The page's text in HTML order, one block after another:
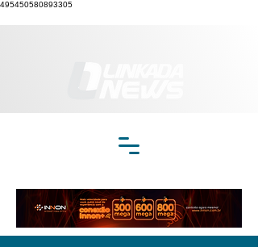
495450580893305